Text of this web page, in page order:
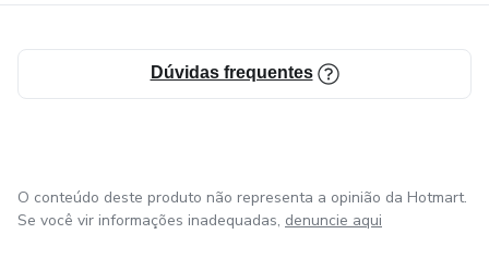
Dúvidas frequentes
O conteúdo deste produto não representa a opinião da Hotmart.
Se você vir informações inadequadas, denuncie aqui